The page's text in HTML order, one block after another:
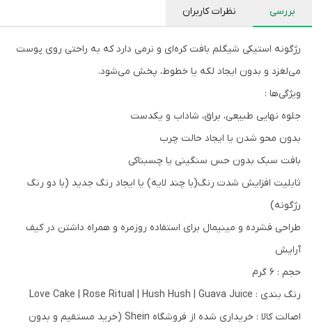
بررسی نظرات کاربران
رژگونه استیکی شیگلم بافت کره‌ای و نرمی دارد که به راحتی روی پوست
می‌لغزد و بدون ایجاد لکه یا خطوط، پخش می‌شود.
ویژگی‌ها :
جلوه نهایی طبیعی، براق، شاداب و یکدست
بدون محو شدن یا ایجاد حالت چرب
بافت سبک بدون حس سنگینی یا چسبناکی
ثابلیت افزایش شدت رنگ(با چند لایه) یا ایجاد رنگ جدید (با دو رنگ
رژگونه)
طراحی فشرده و مینیمال برای استفاده روزمره و همراه داشتن در کیف
آرایش
حجم : 6 گرم
رنگ بندی : Love Cake | Rose Ritual | Hush Hush | Guava Juice
اصالت کالا : خریداری شده از فروشگاه Shein (خرید مستقیم و بدون